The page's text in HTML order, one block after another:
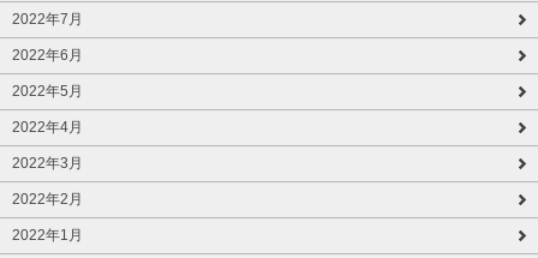
2022年7月
2022年6月
2022年5月
2022年4月
2022年3月
2022年2月
2022年1月